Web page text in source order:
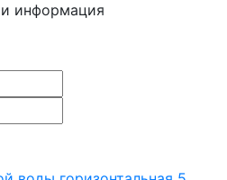
информация